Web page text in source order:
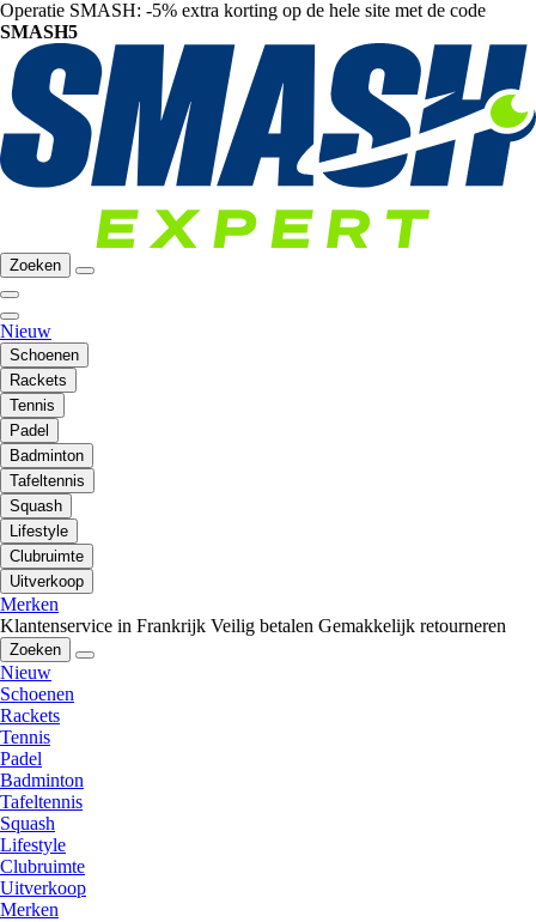
Operatie SMASH: -5% extra korting op de hele site met de code
SMASH5
Zoeken
Nieuw
Schoenen
Rackets
Tennis
Padel
Badminton
Tafeltennis
Squash
Lifestyle
Clubruimte
Uitverkoop
Merken
Klantenservice in Frankrijk Veilig betalen Gemakkelijk retourneren
Zoeken
Nieuw
Schoenen
Rackets
Tennis
Padel
Badminton
Tafeltennis
Squash
Lifestyle
Clubruimte
Uitverkoop
Merken